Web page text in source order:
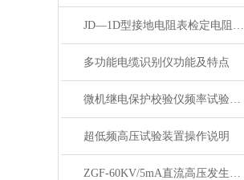
JD—1D型接地电阻表检定电阻器主要技术指标
多功能电缆识别仪功能及特点
微机继电保护校验仪频率试验单元操作方法
超低频高压试验装置操作说明
ZGF-60KV/5mA直流高压发生器性能技术参数